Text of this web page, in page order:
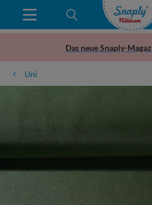
Das neue Snaply-
Uni